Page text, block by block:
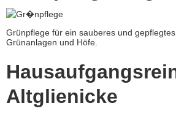
Grünpflege für ein sauberes und
Grünanlagen und Höfe.
Altglienicke